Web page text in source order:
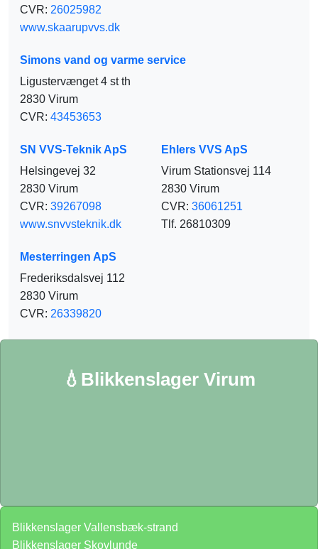
CVR: 26025982
www.skaarupvvs.dk
Simons vand og varme service
Ligustervænget 4 st th
2830 Virum
CVR: 43453653
SN VVS-Teknik ApS
Helsingevej 32
2830 Virum
CVR: 39267098
www.snvvsteknik.dk
Ehlers VVS ApS
Virum Stationsvej 114
2830 Virum
CVR: 36061251
Tlf. 26810309
Mesterringen ApS
Frederiksdalsvej 112
2830 Virum
CVR: 26339820
💧Blikkenslager Virum
Blikkenslager Vallensbæk-strand
Blikkenslager Skovlunde